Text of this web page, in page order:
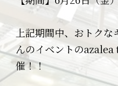
そしてアゼリアに関
日頃の感謝の気持ちを
キャンペーンを開催し
川崎のまちとともに
上記期間中、おトク
んのイベントの
催！！
商業施設ならではの
詳細は求人情報を見
※ATM及び金融機関
※街内通路は通営業通
※駐車場は通常営業い
【物販/サービス】
一部店舗は早朝営業、
ております。
お買い物でポイントが
チャージで使える！
ポイントをマネーに変
以下の閉鎖基準につ
願い申し上げます。
～地下駐車場の閉鎖基
・川崎市【警戒レベル